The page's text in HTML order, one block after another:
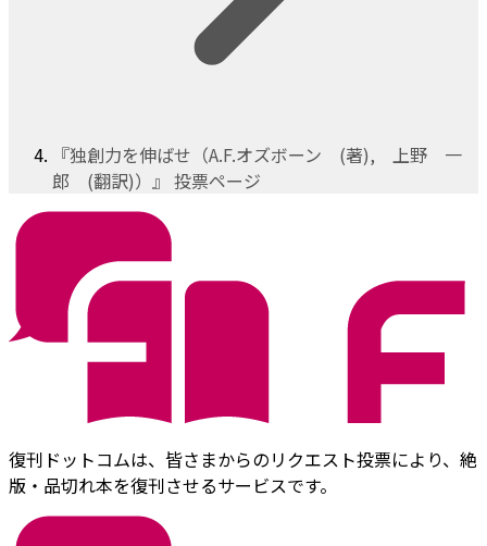
『独創力を伸ばせ（A.F.オズボーン (著), 上野 一
郎 (翻訳)）』 投票ページ
復刊ドットコムは、皆さまからのリクエスト投票により、絶
版・品切れ本を復刊させるサービスです。